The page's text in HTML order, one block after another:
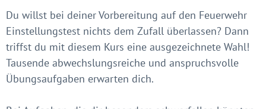
Du willst bei deiner Vorbereitung auf den Feuerwehr
Einstellungstest nichts dem Zufall überlassen? Dann
triffst du mit diesem Kurs eine ausgezeichnete Wahl!
Tausende abwechslungsreiche und anspruchsvolle
Übungsaufgaben erwarten dich.